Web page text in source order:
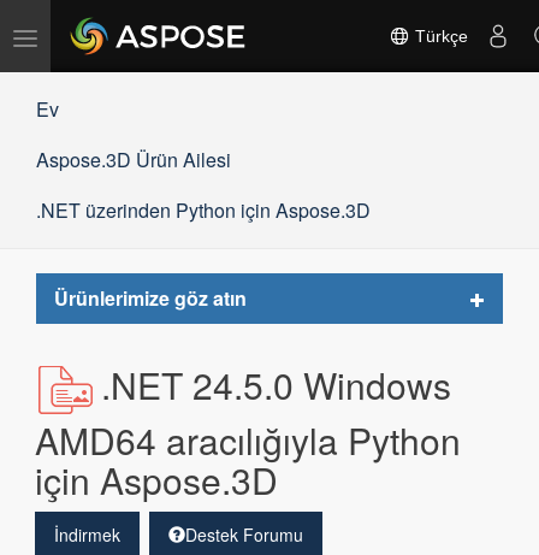
Gezinmeyi
Türkçe
Ev
Aspose.3D Ürün Ailesi
.NET üzerinden Python için Aspose.3D
Ürünlerimize göz atın
Toggle
.NET 24.5.0 Windows
AMD64 aracılığıyla Python
için Aspose.3D
İndirmek Destek Forumu